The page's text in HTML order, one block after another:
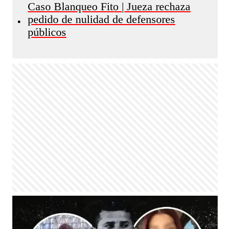
•
Caso Blanqueo Fito | Jueza rechaza
pedido de nulidad de defensores
públicos